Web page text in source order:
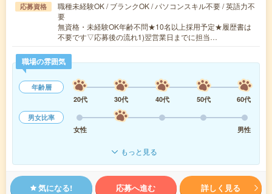
応募資格
職種未経験OK / ブランクOK / パソコンスキル不要 / 英語力不
要
無資格・未経験OK年齢不問★10名以上採用予定★履歴書は
不要です▽応募後の流れ1)翌営業日までに担当…
職場の雰囲気
年齢層
20代
30代 40代 50代
60代
男女比率
女性
男性
もっと見る
気になる! 応募へ進む 詳しく見る